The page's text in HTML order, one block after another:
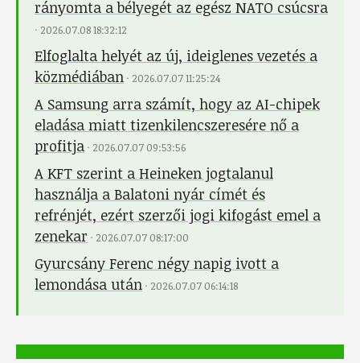
rányomta a bélyegét az egész NATO csúcsra
· 2026.07.08 18:32:12
Elfoglalta helyét az új, ideiglenes vezetés a
közmédiában · 2026.07.07 11:25:24
A Samsung arra számít, hogy az AI-chipek
eladása miatt tizenkilencszeresére nő a
profitja · 2026.07.07 09:53:56
A KFT szerint a Heineken jogtalanul
használja a Balatoni nyár címét és
refrénjét, ezért szerzői jogi kifogást emel a
zenekar · 2026.07.07 08:17:00
Gyurcsány Ferenc négy napig ivott a
lemondása után · 2026.07.07 06:14:18